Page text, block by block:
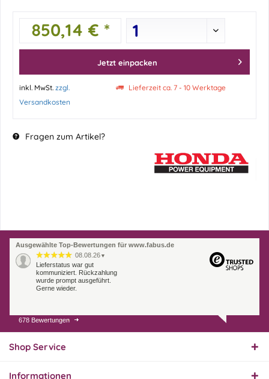
850,14 € *
Jetzt einpacken
inkl. MwSt. zzgl.
Versandkosten
Lieferzeit ca. 7 - 10 Werktage
Fragen zum Artikel?
Ausgewählte Top-Bewertungen für www.fabus.de
08.08.26 ▼
Lieferstatus war gut
kommuniziert. Rückzahlung
wurde prompt ausgeführt.
Gerne wieder.
07.08.26
Endlich das richtige
678 Bewertungen
Shop Service
Informationen